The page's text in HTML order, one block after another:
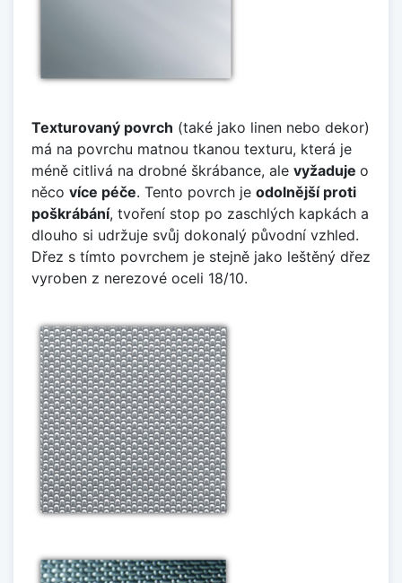
Texturovaný povrch (také jako linen nebo dekor)
má na povrchu matnou tkanou texturu, která je
méně citlivá na drobné škrábance, ale vyžaduje o
něco více péče. Tento povrch je odolnější proti
poškrábání, tvoření stop po zaschlých kapkách a
dlouho si udržuje svůj dokonalý původní vzhled.
Dřez s tímto povrchem je stejně jako leštěný dřez
vyroben z nerezové oceli 18/10.